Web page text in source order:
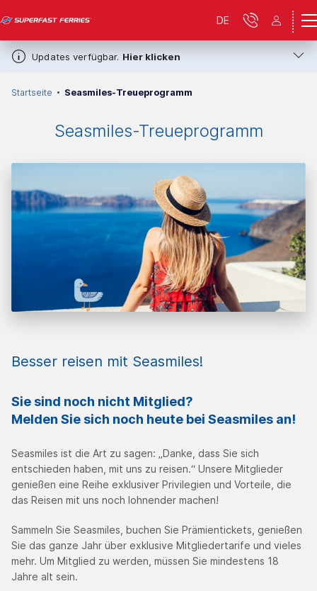
Updates verfügbar. Hier klicken
DE
Startseite Seasmiles-Treueprogramm
Seasmiles-Treueprogramm
Besser reisen mit Seasmiles!
Sie sind noch nicht Mitglied?
Melden Sie sich noch heute bei Seasmiles an!
Seasmiles ist die Art zu sagen: „Danke, dass Sie sich
entschieden haben, mit uns zu reisen.“ Unsere Mitglieder
genießen eine Reihe exklusiver Privilegien und Vorteile, die
das Reisen mit uns noch lohnender machen!
Sammeln Sie Seasmiles, buchen Sie Prämientickets, genießen
Sie das ganze Jahr über exklusive Mitgliedertarife und vieles
mehr. Um Mitglied zu werden, müssen Sie mindestens 18
Jahre alt sein.